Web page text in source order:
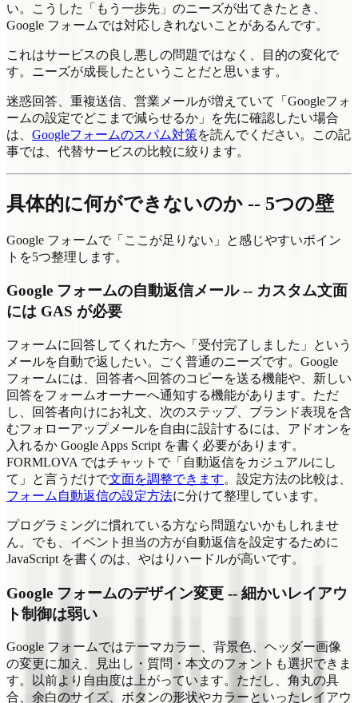
い。こうした「もう一歩先」のニーズが出てきたとき、
Google フォームでは対応しきれないことがあるんです。
これはサービスの良し悪しの問題ではなく、目的の変化で
す。ニーズが成長したということだと思います。
迷惑回答、重複送信、営業メールが増えていて「Googleフォ
ームの設定でどこまで減らせるか」を先に確認したい場合
は、 Googleフォームのスパム対策を読んでください。この記
事では、代替サービスの比較に絞ります。
具体的に何ができないのか -- 5つの壁
Google フォームで「ここが足りない」と感じやすいポイン
トを5つ整理します。
Google フォームの自動返信メール -- カスタム文面
には GAS が必要
フォームに回答してくれた方へ「受付完了しました」という
メールを自動で返したい。ごく普通のニーズです。Google
フォームには、回答者へ回答のコピーを送る機能や、新しい
回答をフォームオーナーへ通知する機能があります。ただ
し、回答者向けにお礼文、次のステップ、ブランド表現を含
むフォローアップメールを自由に設計するには、アドオンを
入れるか Google Apps Script を書く必要があります。
FORMLOVA ではチャットで「自動返信をカジュアルにし
て」と言うだけで文面を調整できます。設定方法の比較は、
フォーム自動返信の設定方法に分けて整理しています。
プログラミングに慣れている方なら問題ないかもしれませ
ん。でも、イベント担当の方が自動返信を設定するために
JavaScript を書くのは、やはりハードルが高いです。
Google フォームのデザイン変更 -- 細かいレイアウ
ト制御は弱い
Google フォームではテーマカラー、背景色、ヘッダー画像
の変更に加え、見出し・質問・本文のフォントも選択できま
す。以前より自由度は上がっています。ただし、角丸の具
合、余白のサイズ、ボタンの形状やカラーといったレイアウ